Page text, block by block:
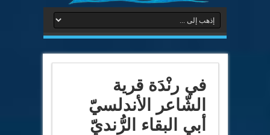
في رنْدَة قرية
الشّاعر الأندلسيّ
أبي البقاء الرُّنديّ